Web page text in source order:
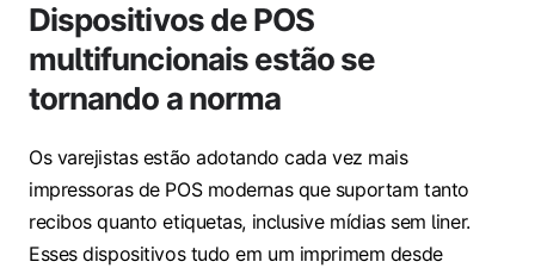
Dispositivos de POS
multifuncionais estão se
tornando a norma
Os varejistas estão adotando cada vez mais
impressoras de POS modernas que suportam tanto
recibos quanto etiquetas, inclusive mídias sem liner.
Esses dispositivos tudo em um imprimem desde